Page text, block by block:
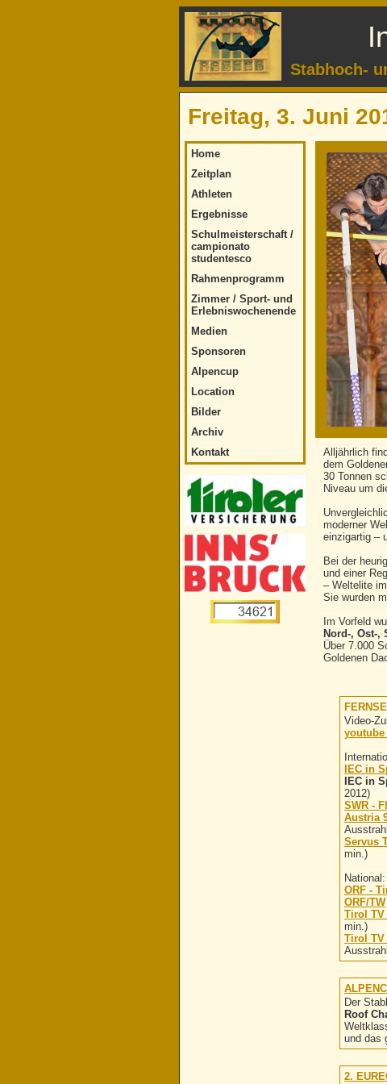
Stabhoch-
Freitag, 3. Juni
Home
Zeitplan
Athleten
Ergebnisse
Schulmeisterschaft /
campionato
studentesco
Rahmenprogramm
Zimmer / Sport- und
Erlebniswochenende
Medien
Sponsoren
Alpencup
Location
Bilder
Archiv
Kontakt
Alljährlich
dem
30 Tonnen
Niveau um
moderner
einzigartig –
Bei der
und einer
– Weltelite
Sie wurden
Im Vorfeld
Nord-, Ost-,
Über 7.000
Goldenen
Video-
youtube
IEC in
IEC in
2012)
SWR -
Austria
Servus
min.)
National:
ORF -
ORF/TW
Tirol TV
min.)
Tirol TV
Der
Roof
und das
2.